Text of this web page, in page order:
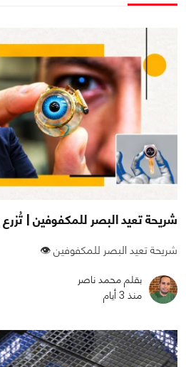
شريحة تعيد البصر للمكفوفين |
شريحة تعيد البصر للمكفوفين 👁️
بقلم محمد ناصر
منذ 3 أيام